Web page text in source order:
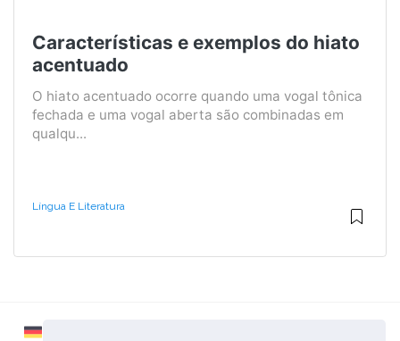
Características e exemplos do hiato
acentuado
O hiato acentuado ocorre quando uma vogal tônica
fechada e uma vogal aberta são combinadas em
qualqu...
Língua E Literatura